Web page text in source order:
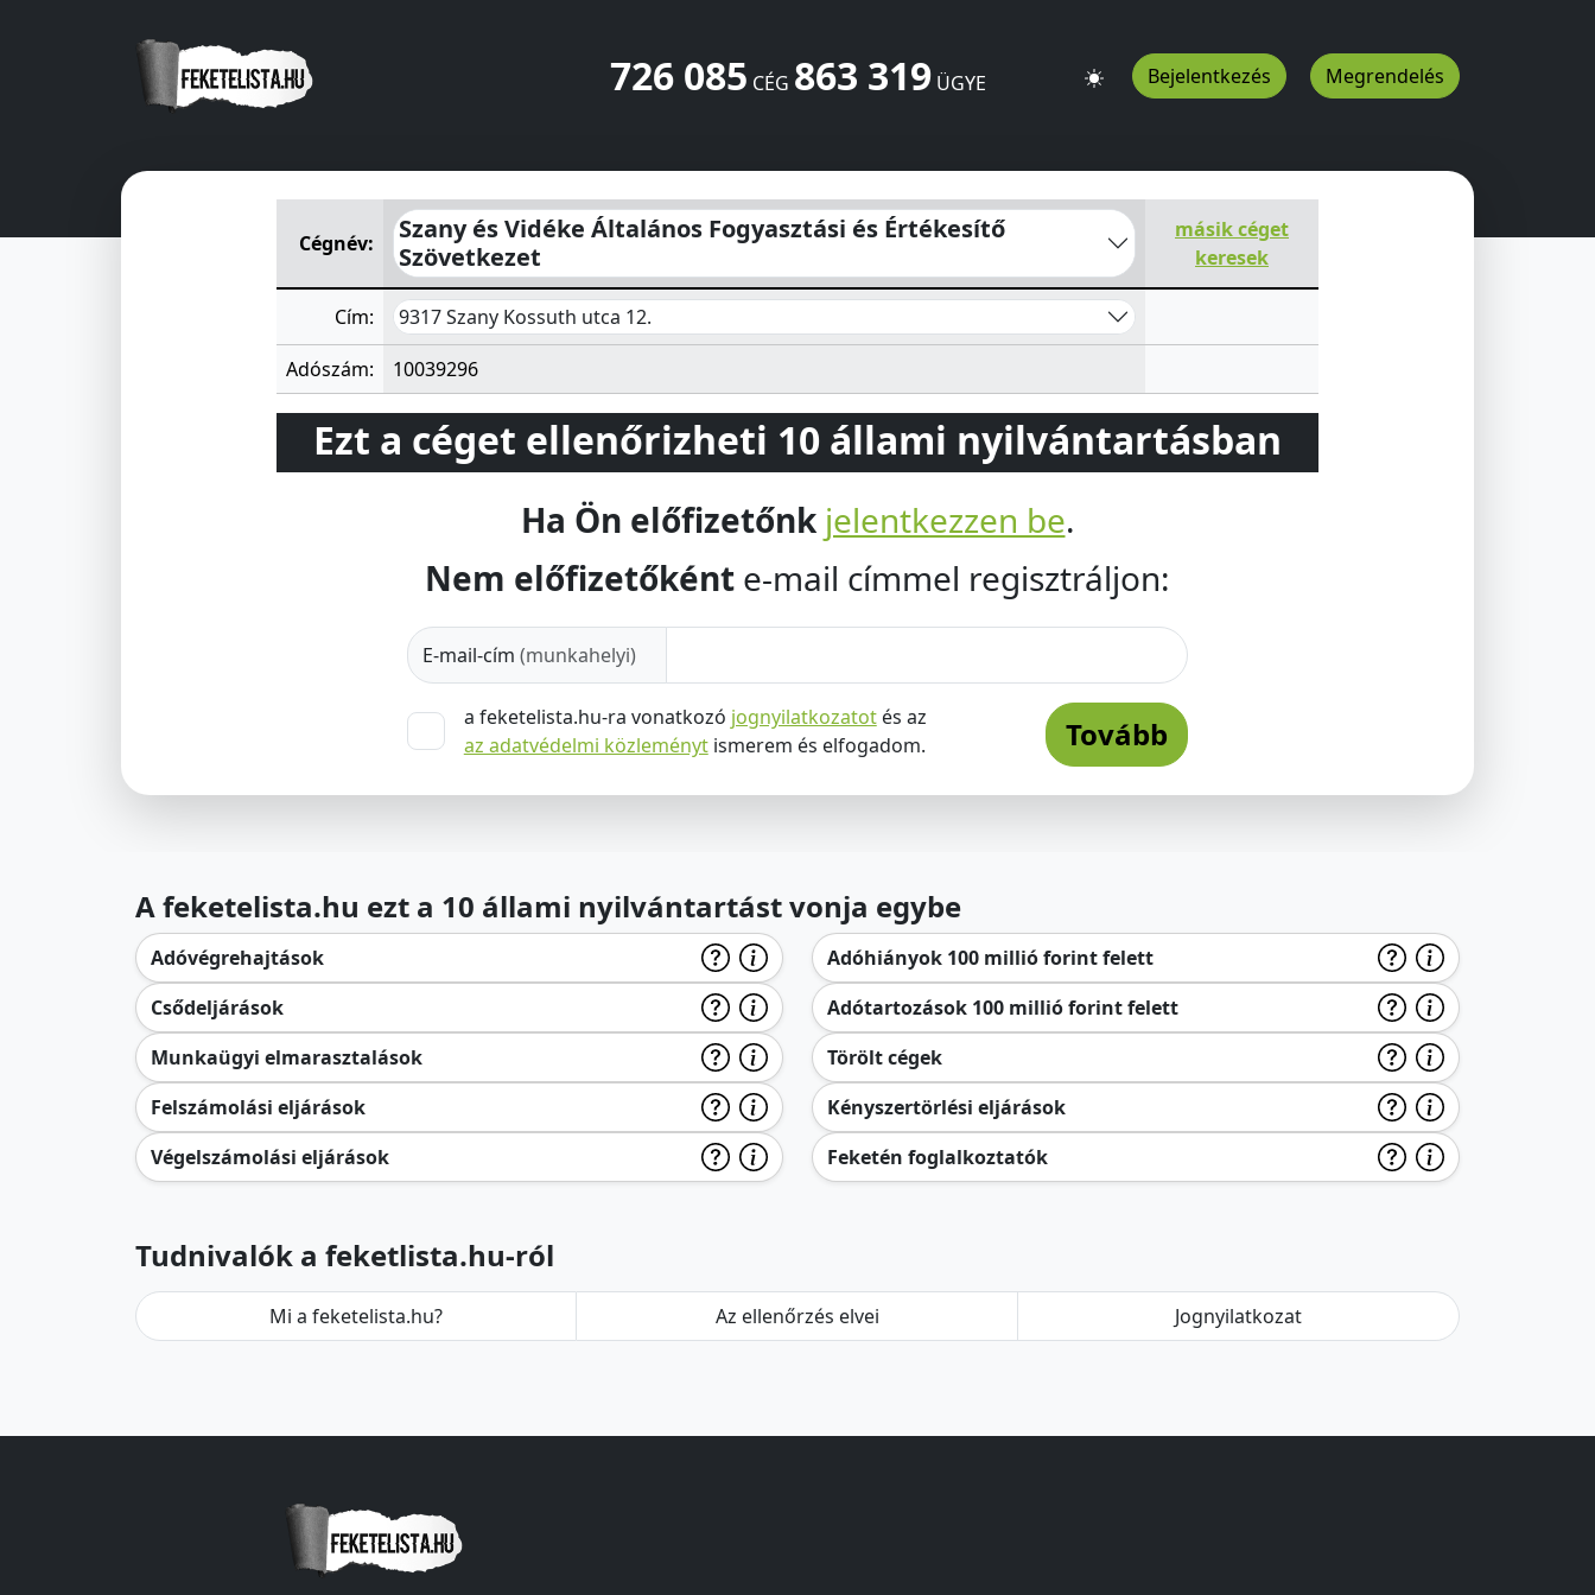
726 085 CÉG 863 319ÜGYE Bejelentkezés Megrendelés
Szany és Vidéke Általános Fogyasztási és Értékesítő SzövetkezetKossuth utca 12.Szany9317HU
Cégnév:
Szany és Vidéke Általános Fogyasztási és Értékesítő
Szövetkezet
másik céget
keresek
Cím: 9317 Szany Kossuth utca 12.
Adószám: 10039296
Ezt a céget ellenőrizheti 10 állami nyilvántartásban
Ha Ön előfizetőnk jelentkezzen be.
Nem előfizetőként e-mail címmel regisztráljon:
E-mail-cím (munkahelyi)
a feketelista.hu-ra vonatkozó jognyilatkozatotés az
az adatvédelmi közleménytismerem és elfogadom. Tovább
A feketelista.hu ezt a 10 állami nyilvántartást vonja egybe
Adóvégrehajtások
Csődeljárások
Munkaügyi elmarasztalások
Felszámolási eljárások
Végelszámolási eljárások
Adóhiányok 100 millió forint felett
Adótartozások 100 millió forint felett
Törölt cégek
Kényszertörlési eljárások
Feketén foglalkoztatók
Tudnivalók a feketlista.hu-ról
Mi a feketelista.hu? Az ellenőrzés elvei Jognyilatkozat